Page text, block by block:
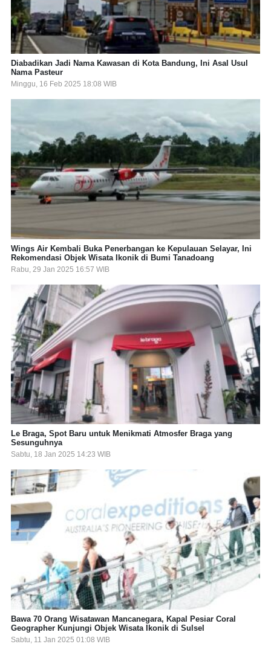
Diabadikan Jadi Nama Kawasan di Kota Bandung, Ini Asal Usul
Nama Pasteur
Minggu, 16 Feb 2025 18:08 WIB
Wings Air Kembali Buka Penerbangan ke Kepulauan Selayar, Ini
Rekomendasi Objek Wisata Ikonik di Bumi Tanadoang
Rabu, 29 Jan 2025 16:57 WIB
Le Braga, Spot Baru untuk Menikmati Atmosfer Braga yang
Sesunguhnya
Sabtu, 18 Jan 2025 14:23 WIB
Bawa 70 Orang Wisatawan Mancanegara, Kapal Pesiar Coral
Geographer Kunjungi Objek Wisata Ikonik di Sulsel
Sabtu, 11 Jan 2025 01:08 WIB